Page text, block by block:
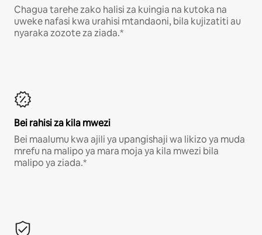
Chagua tarehe zako halisi za kuingia na kutoka na
uweke nafasi kwa urahisi mtandaoni, bila kujizatiti au
nyaraka zozote za ziada.*
Bei rahisi za kila mwezi
Bei maalumu kwa ajili ya upangishaji wa likizo ya muda
mrefu na malipo ya mara moja ya kila mwezi bila
malipo ya ziada.*